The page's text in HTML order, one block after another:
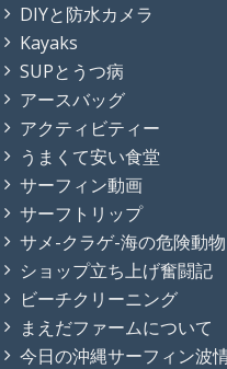
DIYと防水カメラ
Kayaks
SUPとうつ病
アースバッグ
アクティビティー
うまくて安い食堂
サーフィン動画
サーフトリップ
サメ-クラゲ-海の危険動物
ショップ立ち上げ奮闘記
ビーチクリーニング
まえだファームについて
今日の沖縄サーフィン波